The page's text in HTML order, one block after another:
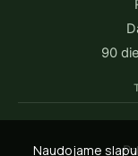
90
Naudojame